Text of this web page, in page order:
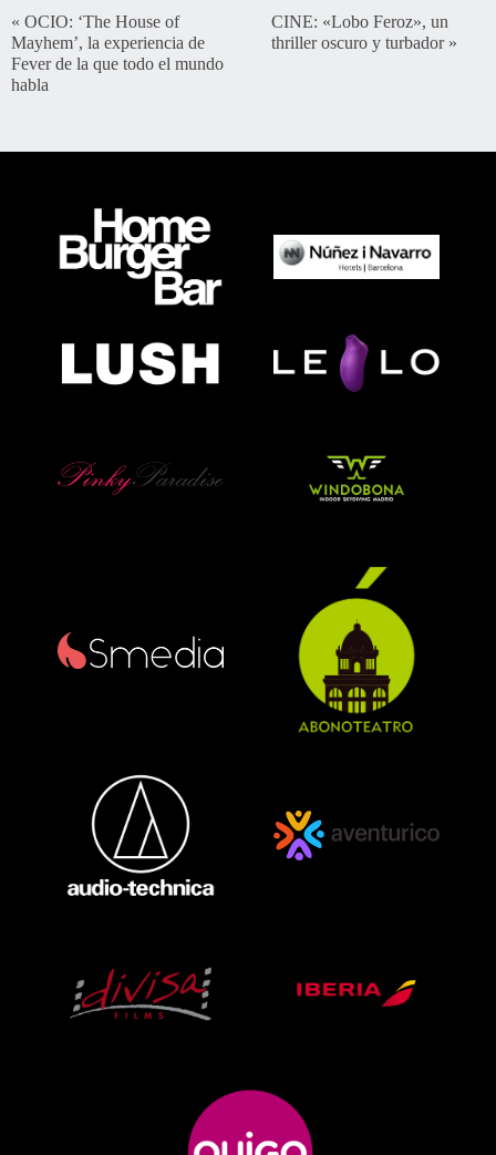
« OCIO: ‘The House of
Mayhem’, la experiencia de
Fever de la que todo el mundo
habla
CINE: «Lobo Feroz», un
thriller oscuro y turbador»